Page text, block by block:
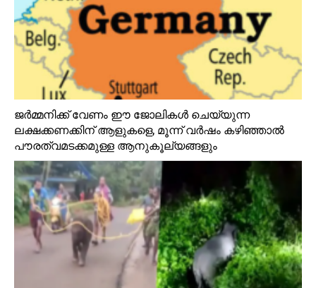
ജർമ്മനിക്ക് വേണം ഈ ജോലികൾ ചെയ്യുന്ന
ലക്ഷക്കണക്കിന് ആളുകളെ, മൂന്ന് വർഷം കഴിഞ്ഞാൽ
പൗരത്വമടക്കമുള്ള ആനുകൂല്യങ്ങളും